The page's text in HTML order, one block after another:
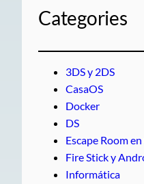
Categories
3DS y 2DS
CasaOS
Docker
DS
Escape Room
Fire Stick y
Informática